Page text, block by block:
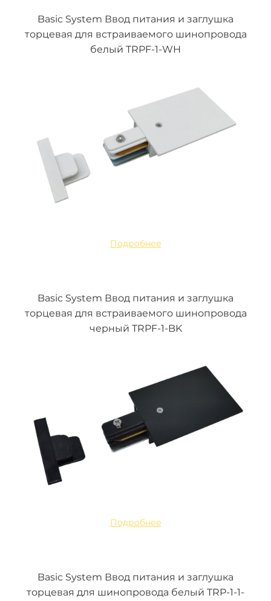
Basic System Ввод питания и заглушка
торцевая для встраиваемого шинопровода
белый TRPF-1-WH
Подробнее
Basic System Ввод питания и заглушка
торцевая для встраиваемого шинопровода
черный TRPF-1-BK
Подробнее
Basic System Ввод питания и заглушка
торцевая для шинопровода белый TRP-1-1-